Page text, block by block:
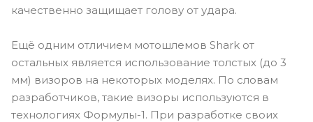
качественно защищает голову от удара.
Ещё одним отличием мотошлемов Shark от
остальных является использование толстых (до 3
мм) визоров на некоторых моделях. По словам
разработчиков, такие визоры используются в
технологиях Формулы-1. При разработке своих